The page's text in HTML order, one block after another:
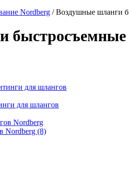
Nordberg / Воздушные шланги
быстросъемные
для шлангов
Nordberg (8)